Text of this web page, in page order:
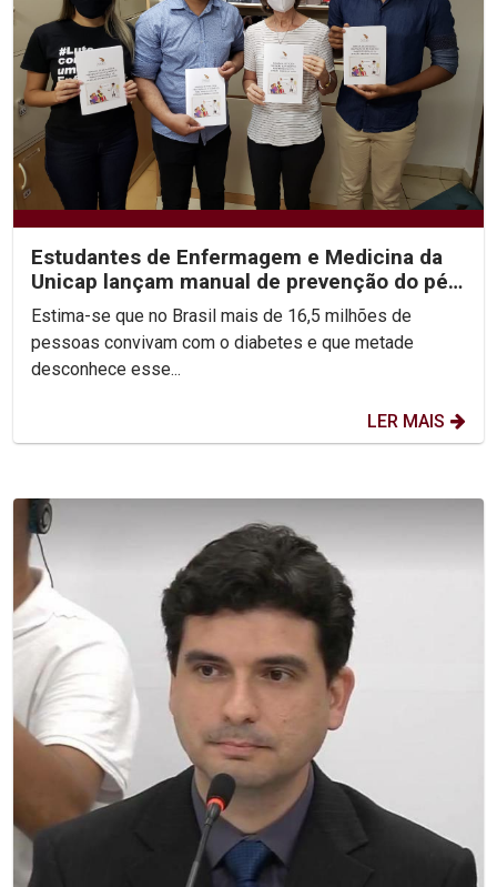
Estudantes de Enfermagem e Medicina da
Unicap lançam manual de prevenção do pé
diabético
Estima-se que no Brasil mais de 16,5 milhões de
pessoas convivam com o diabetes e que metade
desconhece esse...
LER MAIS